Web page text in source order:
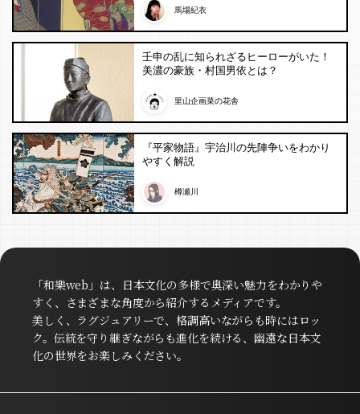
馬場紀衣
壬申の乱に知られざるヒーローがいた！
美濃の豪族・村国男依とは？
里山企画菜の花舎
『平家物語』宇治川の先陣争いをわかり
やすく解説
樽瀬川
「和樂web」は、日本文化の多様で奥深い魅力をわかりや
すく、さまざまな角度から紹介するメディアです。
美しく、ラグジュアリーで、格調高いながらも時にはロッ
ク。伝統を守り継ぎながらも進化を続ける、幽遠な日本文
化の世界をお楽しみください。